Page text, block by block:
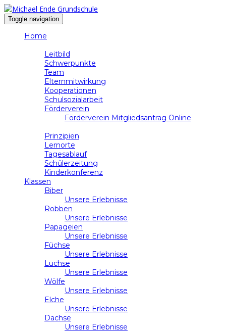
Toggle navigation
Home
Leitbild
Schwerpunkte
Team
Elternmitwirkung
Kooperationen
Schulsozialarbeit
Förderverein
Förderverein Mitgliedsantrag Online
Prinzipien
Lernorte
Tagesablauf
Schülerzeitung
Kinderkonferenz
Klassen
Biber
Unsere Erlebnisse
Robben
Unsere Erlebnisse
Papageien
Unsere Erlebnisse
Füchse
Unsere Erlebnisse
Luchse
Unsere Erlebnisse
Wölfe
Unsere Erlebnisse
Elche
Unsere Erlebnisse
Dachse
Unsere Erlebnisse